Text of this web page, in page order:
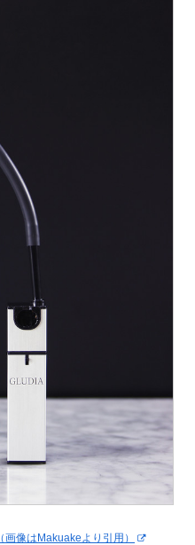
（画像はMakuakeより引用）